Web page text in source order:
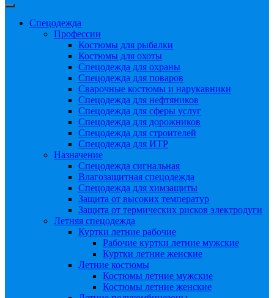
Спецодежда
Профессии
Костюмы для рыбалки
Костюмы для охоты
Спецодежда для охраны
Спецодежда для поваров
Сварочные костюмы и нарукавники
Спецодежда для нефтяников
Спецодежда для сферы услуг
Спецодежда для дорожников
Спецодежда для строителей
Спецодежда для ИТР
Назначение
Спецодежда сигнальная
Влагозащитная спецодежда
Спецодежда для химзащиты
Защита от высоких температур
Защита от термических рисков электродуги
Летняя спецодежда
Куртки летние рабочие
Рабочие куртки летние мужские
Куртки летние женские
Летние костюмы
Костюмы летние мужские
Костюмы летние женские